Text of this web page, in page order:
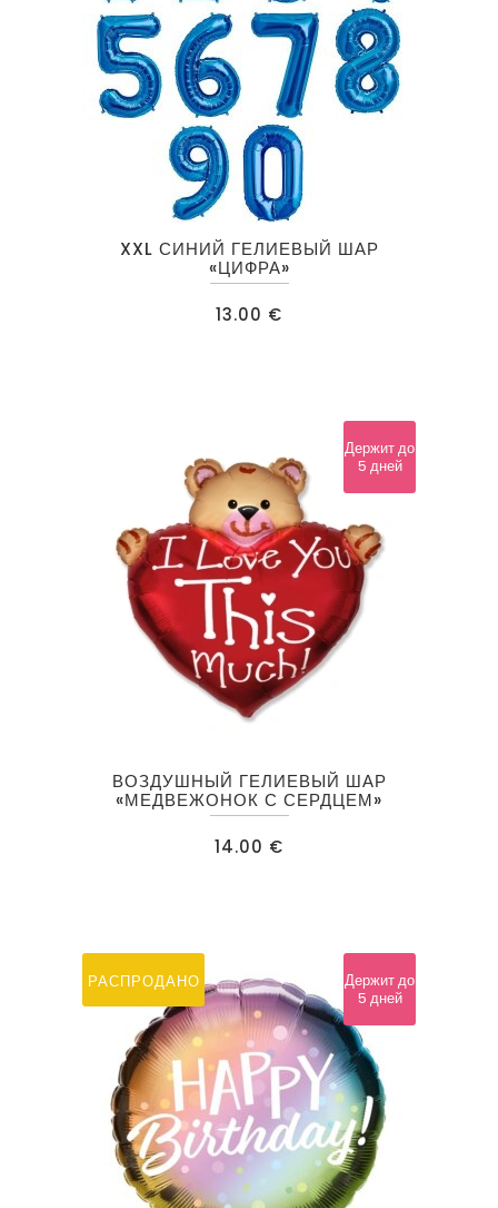
товара.
XXL СИНИЙ ГЕЛИЕВЫЙ ШАР
«ЦИФРА»
13.00 €
ВОЗДУШНЫЙ ГЕЛИЕВЫЙ ШАР
«МЕДВЕЖОНОК С СЕРДЦЕМ»
14.00 €
Держит до
5 дней
РАСПРОДАНО
Держит до
5 дней